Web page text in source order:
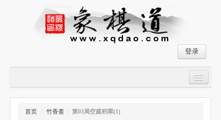
登录
大师对局
首页 / 竹香斋 / 第03局空庭积翠(1)